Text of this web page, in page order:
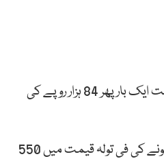
کراچی: سونے کی فی تولہ قیمت ایک بار پھر 84 ہزار روپے کی
صرافہ مارکیٹ کے مطابق سونے کی فی تولہ قیمت میں 550